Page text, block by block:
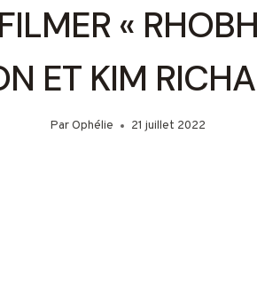
«
ET KIM
Par Ophélie 21 juillet 2022